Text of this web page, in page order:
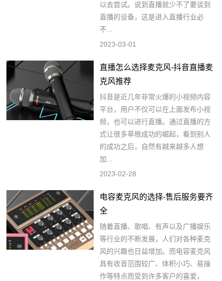
以去尝试。说到直播就少不了要谈到
直播的设备，这是进入直播行业必
不...
2023-03-01
直播怎么选择麦克风-抖音直播麦
克风推荐
抖音是近几年非常火爆的小视频内容
平台，用户不仅可以在上面发布小视
频，也可以进行直播。通过直播的方
式让很多草根成功的崛起，看到别人
的成功之后，自然有越来越多人想
加...
2023-02-28
电容麦克风的选择-售后服务要齐
全
随着直播、歌唱、有声以及广播娱乐
等行业的不断发展，人们对各种麦克
风的兴趣也日益增加。而电容麦克风
具有收音范围较广、体积小巧、易操
作等特点而受到许多客户的喜爱，